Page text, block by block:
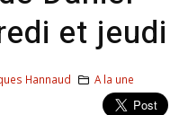
et jeudi
Hannaud A la une